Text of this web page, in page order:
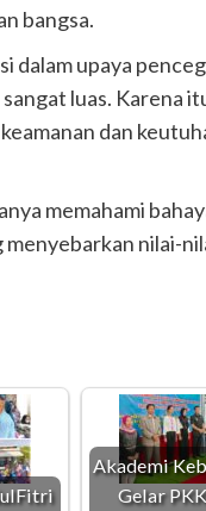
bangsa.
dalam upaya
luas. Karena
dan
memahami
nilai-
Akademi
Gelar